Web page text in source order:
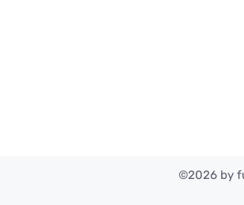
©2026 by